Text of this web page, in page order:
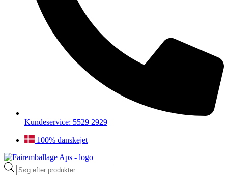
Kundeservice: 5529 2929
100% danskejet
Products
search